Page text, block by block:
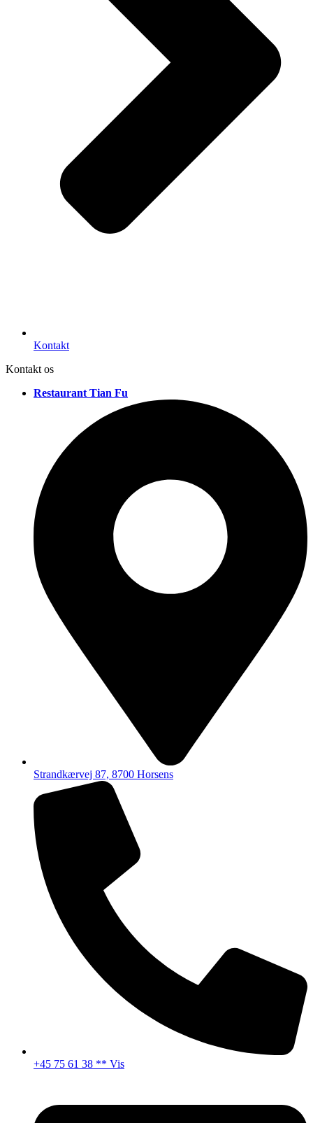
Kontakt
Kontakt os
Restaurant Tian Fu
Strandkærvej 87, 8700 Horsens
+45 75 61 38 ** Vis